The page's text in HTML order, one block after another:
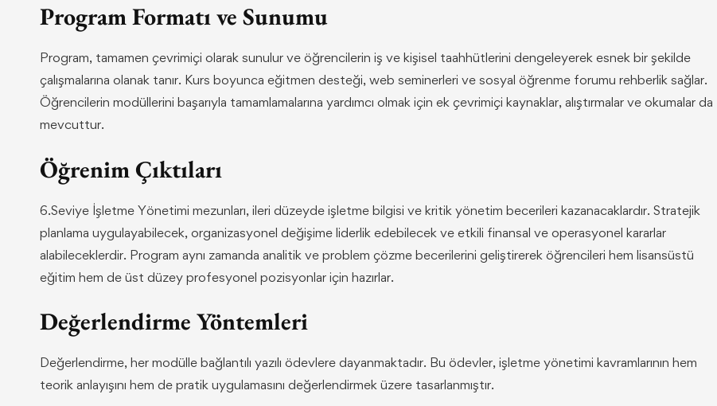
Program Formatı ve Sunumu
Program, tamamen çevrimiçi olarak sunulur ve öğrencilerin iş ve kişisel taahhütlerini dengeleyerek esnek bir şekilde
çalışmalarına olanak tanır. Kurs boyunca eğitmen desteği, web seminerleri ve sosyal öğrenme forumu rehberlik sağlar.
Öğrencilerin modüllerini başarıyla tamamlamalarına yardımcı olmak için ek çevrimiçi kaynaklar, alıştırmalar ve okumalar da
mevcuttur.
Öğrenim Çıktıları
6.Seviye İşletme Yönetimi mezunları, ileri düzeyde işletme bilgisi ve kritik yönetim becerileri kazanacaklardır. Stratejik
planlama uygulayabilecek, organizasyonel değişime liderlik edebilecek ve etkili finansal ve operasyonel kararlar
alabileceklerdir. Program aynı zamanda analitik ve problem çözme becerilerini geliştirerek öğrencileri hem lisansüstü
eğitim hem de üst düzey profesyonel pozisyonlar için hazırlar.
Değerlendirme Yöntemleri
Değerlendirme, her modülle bağlantılı yazılı ödevlere dayanmaktadır. Bu ödevler, işletme yönetimi kavramlarının hem
teorik anlayışını hem de pratik uygulamasını değerlendirmek üzere tasarlanmıştır.